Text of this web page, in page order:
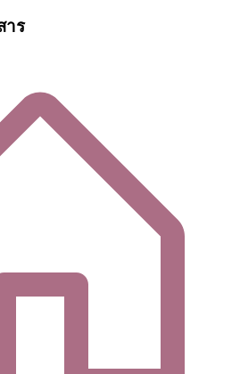
าร